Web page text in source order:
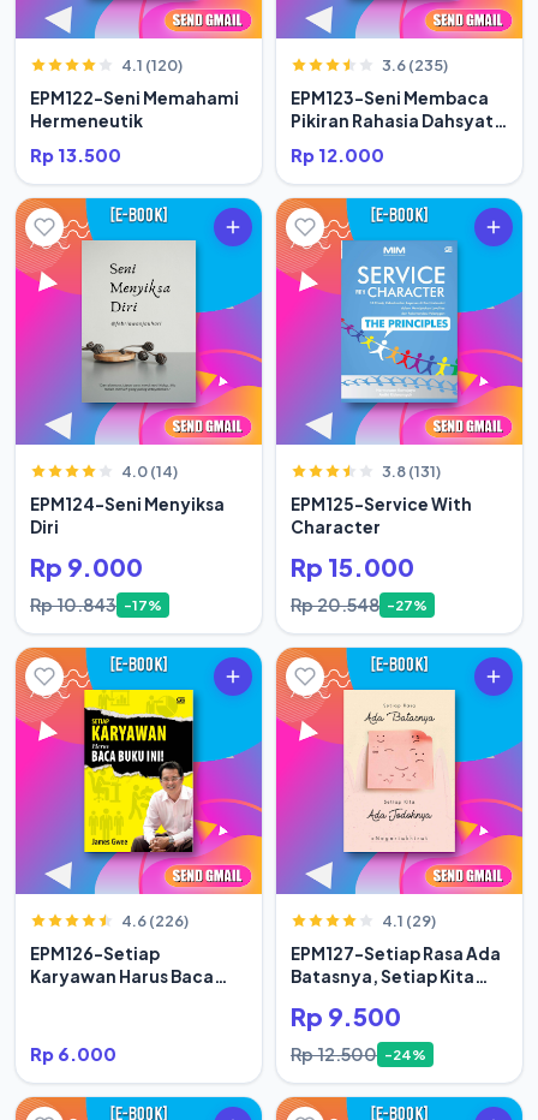
4.1 (120)
EPM122-Seni Memahami
Hermeneutik
Rp 13.500
3.6 (235)
EPM123-Seni Membaca
Pikiran Rahasia Dahsyat
Rp 12.000
4.0 (14)
EPM124-Seni Menyiksa
Diri
Rp 9.000
Rp 10.843 -17%
3.8 (131)
EPM125-Service With
Character
Rp 15.000
Rp 20.548 -27%
4.6 (226)
EPM126-Setiap
Karyawan Harus Baca
Rp 6.000
4.1 (29)
EPM127-Setiap Rasa Ada
Batasnya, Setiap Kita
Rp 9.500
Rp 12.500 -24%